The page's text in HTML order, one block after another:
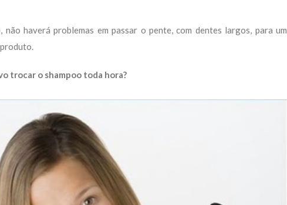
haverá problemas em passar o pente, com dentes largos, para um
trocar o shampoo toda hora?